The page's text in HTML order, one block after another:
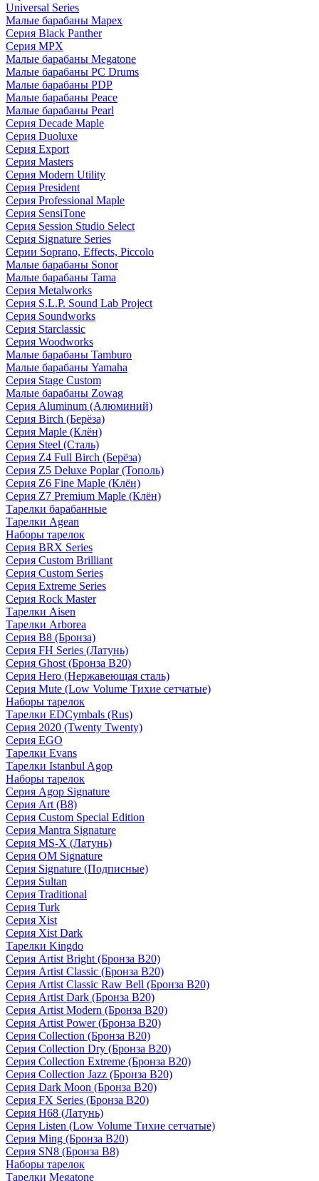
Universal Series
Малые барабаны Mapex
Серия Black Panther
Серия MPX
Малые барабаны Megatone
Малые барабаны PC Drums
Малые барабаны PDP
Малые барабаны Peace
Малые барабаны Pearl
Серия Decade Maple
Серия Duoluxe
Серия Export
Серия Masters
Серия Modern Utility
Серия President
Серия Professional Maple
Серия SensiTone
Серия Session Studio Select
Серия Signature Series
Серии Soprano, Effects, Piccolo
Малые барабаны Sonor
Малые барабаны Tama
Серия Metalworks
Серия S.L.P. Sound Lab Project
Серия Soundworks
Серия Starclassic
Серия Woodworks
Малые барабаны Tamburo
Малые барабаны Yamaha
Серия Stage Custom
Малые барабаны Zowag
Серия Aluminum (Алюминий)
Серия Birch (Берёза)
Серия Maple (Клён)
Серия Steel (Сталь)
Серия Z4 Full Birch (Берёза)
Серия Z5 Deluxe Poplar (Тополь)
Серия Z6 Fine Maple (Клён)
Серия Z7 Premium Maple (Клён)
Тарелки барабанные
Тарелки Agean
Наборы тарелок
Серия BRX Series
Серия Custom Brilliant
Серия Custom Series
Серия Extreme Series
Серия Rock Master
Тарелки Aisen
Тарелки Arborea
Серия B8 (Бронза)
Серия FH Series (Латунь)
Серия Ghost (Бронза B20)
Серия Hero (Нержавеющая сталь)
Серия Mute (Low Volume Тихие сетчатые)
Наборы тарелок
Тарелки EDCymbals (Rus)
Серия 2020 (Twenty Twenty)
Серия EGO
Тарелки Evans
Тарелки Istanbul Agop
Наборы тарелок
Серия Agop Signature
Серия Art (B8)
Серия Custom Special Edition
Серия Mantra Signature
Серия MS-X (Латунь)
Серия OM Signature
Серия Signature (Подписные)
Серия Sultan
Серия Traditional
Серия Turk
Серия Xist
Серия Xist Dark
Тарелки Kingdo
Серия Artist Bright (Бронза B20)
Серия Artist Classic (Бронза B20)
Серия Artist Classic Raw Bell (Бронза B20)
Серия Artist Dark (Бронза B20)
Серия Artist Modern (Бронза B20)
Серия Artist Power (Бронза B20)
Серия Collection (Бронза B20)
Серия Collection Dry (Бронза B20)
Серия Collection Extreme (Бронза B20)
Серия Collection Jazz (Бронза B20)
Серия Dark Moon (Бронза B20)
Серия FX Series (Бронза B20)
Серия H68 (Латунь)
Серия Listen (Low Volume Тихие сетчатые)
Серия Ming (Бронза B20)
Серия SN8 (Бронза B8)
Наборы тарелок
Тарелки Megatone